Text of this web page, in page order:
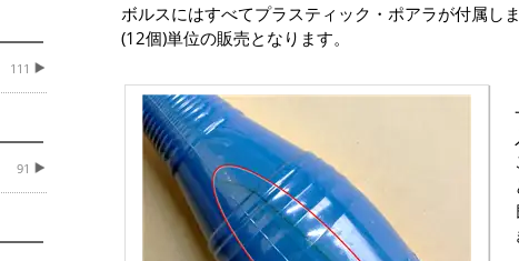
111
91
ボルスにはすべてプラスティック・ポアラが付属し
(12個)単位の販売となります。